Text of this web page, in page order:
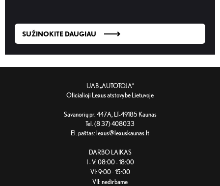
SUŽINOKITE DAUGIAU
UAB „AUTOTOJA“
Oficialioji Lexus atstovybė Lietuvoje
Savanorių pr. 447A, LT-49185 Kaunas
Tel. (8 37) 408033
El. paštas: lexus@lexuskaunas.lt
DARBO LAIKAS
I - V: 08:00 - 18:00
VI: 9:00 - 15:00
VII: nedirbame